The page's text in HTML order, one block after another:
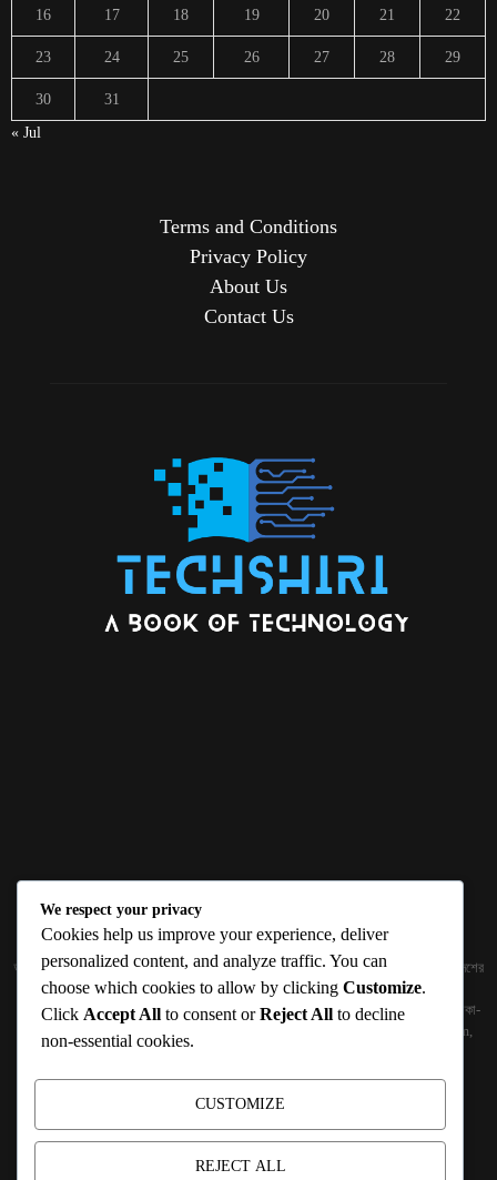
16 17 18 19 20 21 22
23 24 25 26 27 28 29
30
31
« Jul
Terms and Conditions
Privacy Policy
About Us
Contact Us
ABOUT US
জ্ঞান বিজ্ঞানের উৎকর্ষ আমাদের প্রভাবিত করে। আলোকিত করে। সেই আলো কে ধারণ কর দেশ ও বিদেশের
তথ্যপ্রযুক্তির অতিসাম্প্রতিক খবরাখবর পাঠকের হাতের মুঠোয় দিতে চায় টেকসিঁড়ি ডট কম।
প্রকাশক ও নির্বাহী সম্পাদকঃ সামিউল হক সুমন ১৮৮/১ (২য় তলা), ইনার সার্কুলার রোড, আরামবাগ, ঢাকা-
১০০০ মোবাইলঃ 01511759094, 01511759095 ইমেইলঃ
techshiribd@gmail.com,
info@techshiri.com
We respect your privacy
Cookies help us improve your experience, deliver
personalized content, and analyze traffic. You can
choose which cookies to allow by clicking Customize.
Click Accept All to consent orReject All to decline
non-essential cookies.
CUSTOMIZE
REJECT ALL